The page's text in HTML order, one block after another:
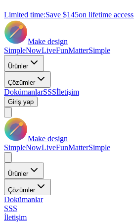
Limited time:Save $145on lifetime access
Make design
SimpleNowLiveFunMatterSimple
Ürünler
Çözümler
DokümanlarSSSİletişim
Giriş yap
Make design
SimpleNowLiveFunMatterSimple
Ürünler
Çözümler
Dokümanlar
SSS
İletişim